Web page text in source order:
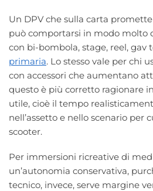
Un DPV che sulla carta
può comportarsi in modo molto
con bi-bombola, stage, reel, gav
primaria. Lo stesso vale per chi
con accessori che aumentano
questo è più corretto ragionare
utile, cioè il tempo
nell’assetto e nello scenario per
scooter.
Per immersioni ricreative di
un’autonomia conservativa,
tecnico, invece, serve margine